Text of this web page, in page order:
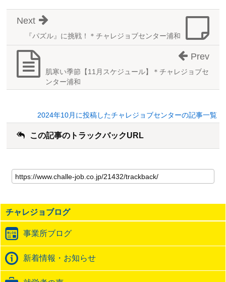
『パズル』に挑戦！＊チャレジョブセンター浦和
Next
肌寒い季節【11月スケジュール】＊チャレジョブセ
ンター浦和
Prev
2024年10月に投稿したチャレジョブセンターの記事一覧
この記事のトラックバックURL
の
記
の
ト
ッ
ク
バ
ッ
チャレジョブログ
事業所ブログ
新着情報・お知らせ